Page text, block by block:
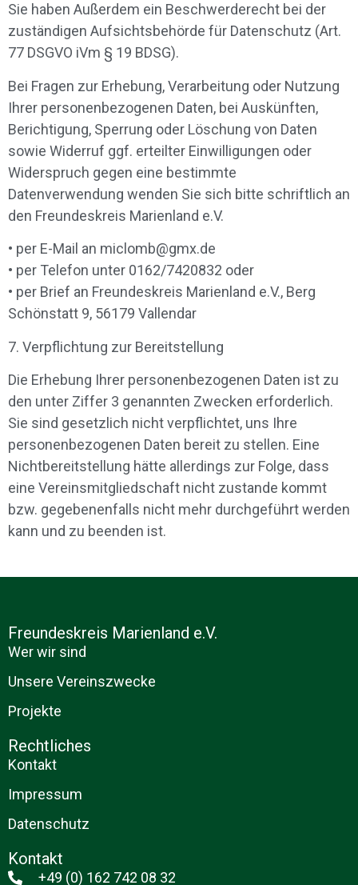
Sie haben Außerdem ein Beschwerderecht bei der
zuständigen Aufsichtsbehörde für Datenschutz (Art.
77 DSGVO iVm § 19 BDSG).
Bei Fragen zur Erhebung, Verarbeitung oder Nutzung
Ihrer personenbezogenen Daten, bei Auskünften,
Berichtigung, Sperrung oder Löschung von Daten
sowie Widerruf ggf. erteilter Einwilligungen oder
Widerspruch gegen eine bestimmte
Datenverwendung wenden Sie sich bitte schriftlich an
den Freundeskreis Marienland e.V.
• per E-Mail an miclomb@gmx.de
• per Telefon unter 0162/7420832 oder
• per Brief an Freundeskreis Marienland e.V., Berg
Schönstatt 9, 56179 Vallendar
7. Verpflichtung zur Bereitstellung
Die Erhebung Ihrer personenbezogenen Daten ist zu
den unter Ziffer 3 genannten Zwecken erforderlich.
Sie sind gesetzlich nicht verpflichtet, uns Ihre
personenbezogenen Daten bereit zu stellen. Eine
Nichtbereitstellung hätte allerdings zur Folge, dass
eine Vereinsmitgliedschaft nicht zustande kommt
bzw. gegebenenfalls nicht mehr durchgeführt werden
kann und zu beenden ist.
Freundeskreis Marienland e.V.
Wer wir sind
Unsere Vereinszwecke
Projekte
Rechtliches
Kontakt
Impressum
Datenschutz
Kontakt
+49 (0) 162 742 08 32